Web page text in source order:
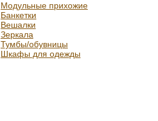
Модульные прихожие
Банкетки
Вешалки
Зеркала
Тумбы/обувницы
Шкафы для одежды